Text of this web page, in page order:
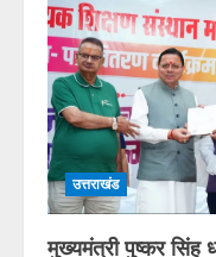
उत्तराखंड
मुख्यमंत्री पुष्कर सिंह